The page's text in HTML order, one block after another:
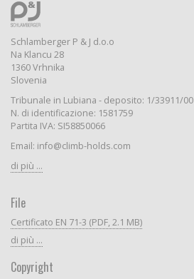
Schlamberger P & J d.o.o
Na Klancu 28
1360 Vrhnika
Slovenia
Tribunale in Lubiana - deposito: 1/33911/00
N. di identificazione: 1581759
Partita IVA: SI58850066
Email: info@climb-holds.com
di più ...
File
Certificato EN 71-3 (PDF, 2.1 MB)
di più ...
Copyright